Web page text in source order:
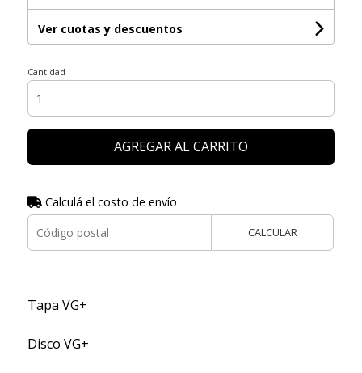
Ver cuotas y descuentos
Cantidad
AGREGAR AL CARRITO
Calculá el costo de envío
CALCULAR
Tapa VG+
Disco VG+